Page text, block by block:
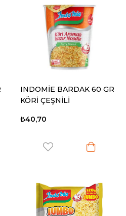
INDOMİE BARDAK 60 GR
KÖRİ ÇEŞNİLİ
₺40,70